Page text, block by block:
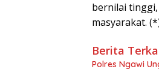
bernilai
masyarakat.
Berita
Polres Ngawi